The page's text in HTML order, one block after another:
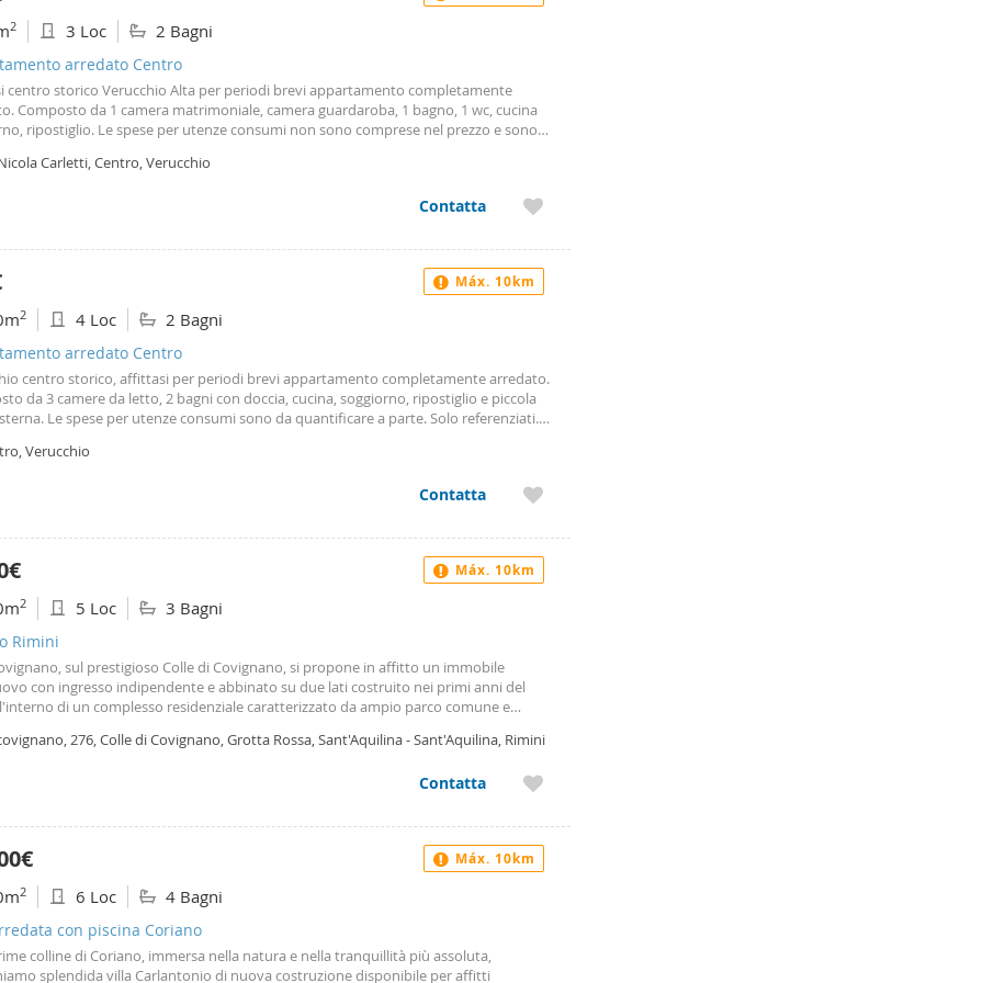
2 3 Loc 2 Bagni
arredato Centro
centro storico Verucchio Alta per periodi brevi appartamento completamente
Composto da 1 camera matrimoniale, camera guardaroba, 1 bagno, 1 wc, cucina
ripostiglio. Le spese per utenze consumi non sono comprese nel prezzo e sono
la residenza. Il prezzo si riferisce al periodo invernale, per il periodo estivo giugno
Carletti, Centro, Verucchio
Contatta
2 4 Loc 2 Bagni
arredato Centro
centro storico, affittasi per periodi brevi appartamento completamente arredato.
da 3 camere da letto, 2 bagni con doccia, cucina, soggiorno, ripostiglio e piccola
Le spese per utenze consumi sono da quantificare a parte. Solo referenziati.
da versare all'ingresso. Non è possibile trasferire la residenza. Il prezzo indicato
Verucchio
Contatta
Máx. 10km
2 5 Loc 3 Bagni
Rimini
sul prestigioso Colle di Covignano, si propone in affitto un immobile
con ingresso indipendente e abbinato su due lati costruito nei primi anni del
di un complesso residenziale caratterizzato da ampio parco comune e
cucina e bagno al piano terra più 3 camere e 2 bagni al primo piano e cantina con
è dotato di riscaldamento a pavimento autonomo e di aria condizionata. Viene
276, Colle di Covignano, Grotta Rossa, Sant'Aquilina - Sant'Aquilina, Rimini
Contatta
Máx. 10km
2 6 Loc 4 Bagni
con piscina Coriano
colline di Coriano, immersa nella natura e nella tranquillità più assoluta,
splendida villa Carlantonio di nuova costruzione disponibile per affitti
Máx. 10km